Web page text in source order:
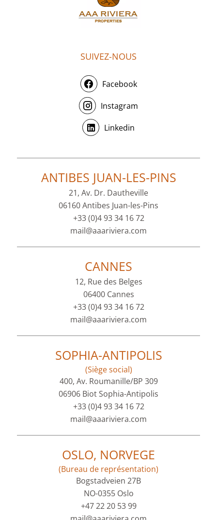
SUIVEZ-NOUS
Facebook
Instagram
Linkedin
ANTIBES JUAN-LES-PINS
21, Av. Dr. Dautheville
06160 Antibes Juan-les-Pins
+33 (0)4 93 34 16 72
mail@aaariviera.com
CANNES
12, Rue des Belges
06400 Cannes
+33 (0)4 93 34 16 72
mail@aaariviera.com
SOPHIA-ANTIPOLIS
(Siège social)
400, Av. Roumanille/BP 309
06906 Biot Sophia-Antipolis
+33 (0)4 93 34 16 72
mail@aaariviera.com
OSLO, NORVEGE
(Bureau de représentation)
Bogstadveien 27B
NO-0355 Oslo
+47 22 20 53 99